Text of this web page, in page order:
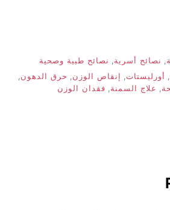
نصائح أسرية
نصائح طبية وصحية
, أورليستات, إنقاص الوزن, حرق الدهون,
, علاج السمنة, فقدان الوزن